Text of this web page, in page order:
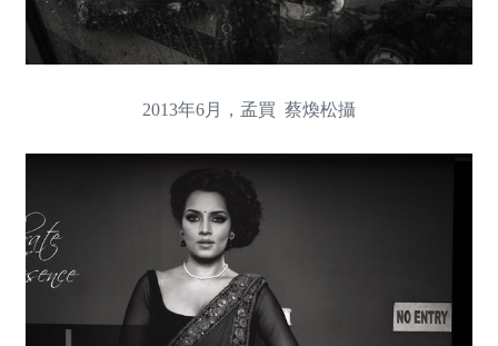
2013年6月，孟買 蔡煥松攝